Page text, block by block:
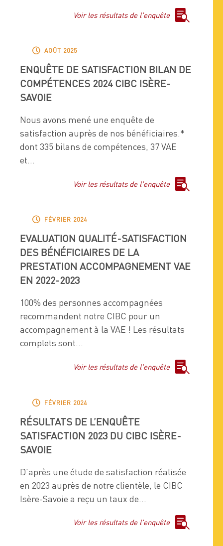
Voir les résultats de l'enquête 
 AOÛT 2025
ENQUÊTE DE SATISFACTION BILAN DE
COMPÉTENCES 2024 CIBC ISÈRE-
SAVOIE
Nous avons mené une enquête de
satisfaction auprès de nos bénéficiaires.*
dont 335 bilans de compétences, 37 VAE
et...
Voir les résultats de l'enquête 
 FÉVRIER 2024
EVALUATION QUALITÉ-SATISFACTION
DES BÉNÉFICIAIRES DE LA
PRESTATION ACCOMPAGNEMENT VAE
EN 2022-2023
100% des personnes accompagnées
recommandent notre CIBC pour un
accompagnement à la VAE ! Les résultats
complets sont...
Voir les résultats de l'enquête 
 FÉVRIER 2024
RÉSULTATS DE L’ENQUÊTE
SATISFACTION 2023 DU CIBC ISÈRE-
SAVOIE
D'après une étude de satisfaction réalisée
en 2023 auprès de notre clientèle, le CIBC
Isère-Savoie a reçu un taux de...
Voir les résultats de l'enquête 